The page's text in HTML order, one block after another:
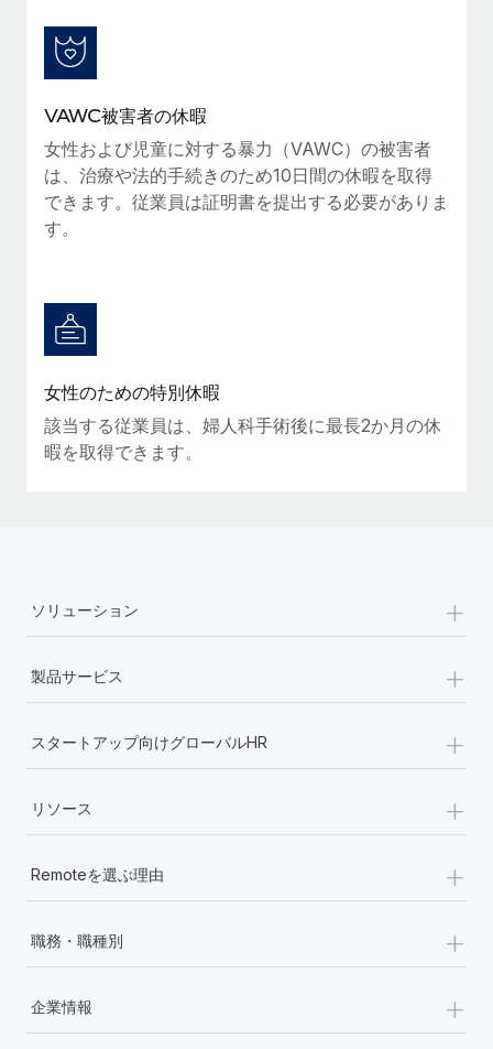
VAWC被害者の休暇
女性および児童に対する暴力（VAWC）の被害者
は、治療や法的手続きのため10日間の休暇を取得
できます。従業員は証明書を提出する必要がありま
す。
女性のための特別休暇
該当する従業員は、婦人科手術後に最長2か月の休
暇を取得できます。
ソリューション +
製品サービス +
スタートアップ向けグローバルHR +
リソース +
Remoteを選ぶ理由 +
職務・職種別 +
企業情報 +